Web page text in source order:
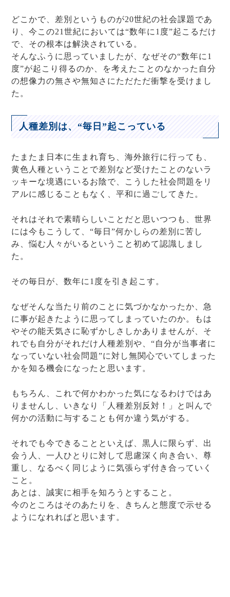
どこかで、差別というものが20世紀の社会課題であ
り、今この21世紀においては“数年に1度”起こるだけ
で、その根本は解決されている。
そんなふうに思っていましたが、なぜその“数年に1
度”が起こり得るのか、を考えたことのなかった自分
の想像力の無さや無知さにただただ衝撃を受けまし
た。
人種差別は、“毎日”起こっている
たまたま日本に生まれ育ち、海外旅行に行っても、
黄色人種ということで差別など受けたことのないラ
ッキーな境遇にいるお陰で、こうした社会問題をリ
アルに感じることもなく、平和に過ごしてきた。
それはそれで素晴らしいことだと思いつつも、世界
には今もこうして、“毎日”何かしらの差別に苦し
み、悩む人々がいるということ初めて認識しまし
た。
その毎日が、数年に1度を引き起こす。
なぜそんな当たり前のことに気づかなかったか、急
に事が起きたように思ってしまっていたのか。もは
やその能天気さに恥ずかしさしかありませんが、そ
れでも自分がそれだけ人種差別や、“自分が当事者に
なっていない社会問題”に対し無関心でいてしまった
かを知る機会になったと思います。
もちろん、これで何かわかった気になるわけではあ
りませんし、いきなり「人種差別反対！」と叫んで
何かの活動に与することも何か違う気がする。
それでも今できることといえば、黒人に限らず、出
会う人、一人ひとりに対して思慮深く向き合い、尊
重し、なるべく同じように気張らず付き合っていく
こと。
あとは、誠実に相手を知ろうとすること。
今のところはそのあたりを、きちんと態度で示せる
ようになれればと思います。